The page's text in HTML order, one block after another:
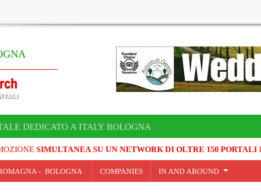
DEDICATO A ITALY BOLOGNA
SIMULTANEA SU UN NETWORK DI OLTRE 150 PORTALI
- BOLOGNA COMPANIES IN AND AROUND